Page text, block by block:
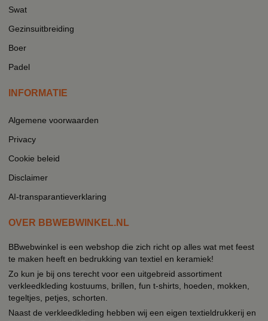
Swat
Gezinsuitbreiding
Boer
Padel
INFORMATIE
Algemene voorwaarden
Privacy
Cookie beleid
Disclaimer
AI-transparantieverklaring
OVER BBWEBWINKEL.NL
BBwebwinkel is een webshop die zich richt op alles wat met feest
te maken heeft en bedrukking van textiel en keramiek!
Zo kun je bij ons terecht voor een uitgebreid assortiment
verkleedkleding kostuums, brillen, fun t-shirts, hoeden, mokken,
tegeltjes, petjes, schorten.
Naast de verkleedkleding hebben wij een eigen textieldrukkerij en